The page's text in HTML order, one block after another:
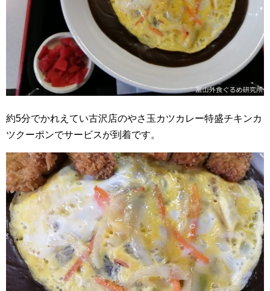
約5分でかれえてい古沢店のやさ玉カツカレー特盛チキンカ
ツクーポンでサービスが到着です。